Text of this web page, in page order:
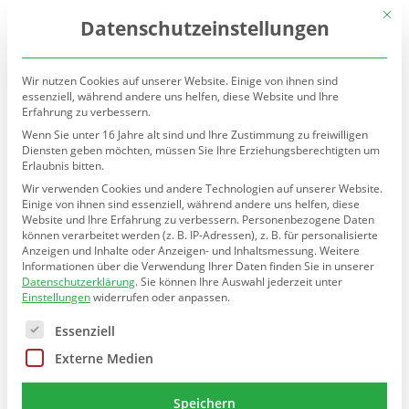
Seite wählen
Festival der 30 Geschichten im
Theater Morgenstern
vonJörg Zoppa|Sep. 28, 2024
Mit
Datenschutzeinstellungen
Wir nutzen Cookies auf unserer Website. Einige von ihnen sind
essenziell, während andere uns helfen, diese Website und Ihre
Erfahrung zu verbessern.
Wenn Sie unter 16 Jahre alt sind und Ihre Zustimmung zu freiwilligen
Diensten geben möchten, müssen Sie Ihre Erziehungsberechtigten um
Erlaubnis bitten.
Wir verwenden Cookies und andere Technologien auf unserer Website.
Einige von ihnen sind essenziell, während andere uns helfen, diese
Website und Ihre Erfahrung zu verbessern. Personenbezogene Daten
können verarbeitet werden (z. B. IP-Adressen), z. B. für personalisierte
Anzeigen und Inhalte oder Anzeigen- und Inhaltsmessung.Weitere
Informationen über die Verwendung Ihrer Daten finden Sie in unserer
Datenschutzerklärung.Sie können Ihre Auswahl jederzeit unter
Einstellungenwiderrufen oder anpassen.
Es folgt eine Liste der Service-Gruppen, für die eine
Essenziell
Externe Medien
Speichern